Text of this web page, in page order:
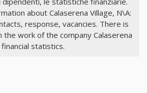
about Calaserena Village, N\A:
response, vacancies. There is
work of the company Calaserena
statistics.